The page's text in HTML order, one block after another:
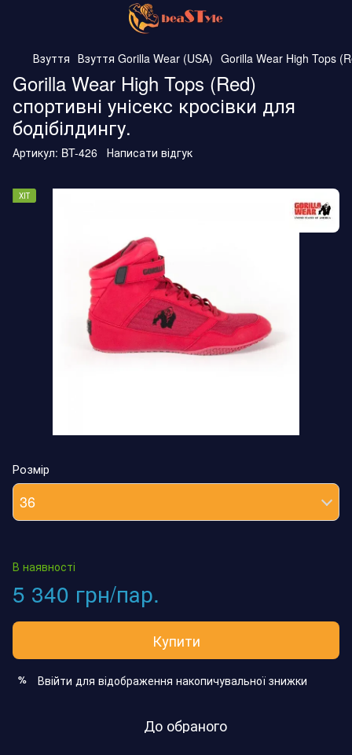
Взуття Взуття Gorilla Wear (USA) Gorilla Wear High Tops
Gorilla Wear High Tops (Red)
спортивні унісекс кросівки для
бодібілдингу.
Артикул: BT-426 Написати відгук
ХІТ
Розмір
36
В наявності
5 340 грн/пар.
Купити
% Ввійти для відображення накопичувальної знижки
До обраного